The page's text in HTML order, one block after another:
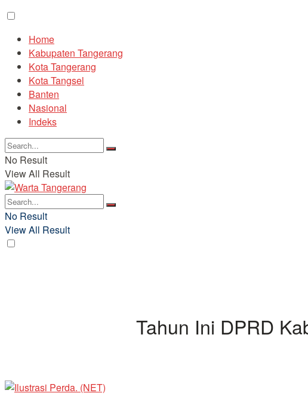
Home
Kabupaten Tangerang
Kota Tangerang
Kota Tangsel
Banten
Nasional
Indeks
No Result
View All Result
No Result
View All Result
Tahun Ini DPRD